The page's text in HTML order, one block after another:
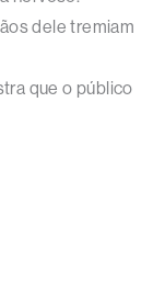
dele tremiam
que o público